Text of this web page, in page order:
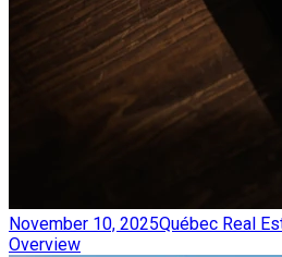
November 10, 2025Québec Real
Overview